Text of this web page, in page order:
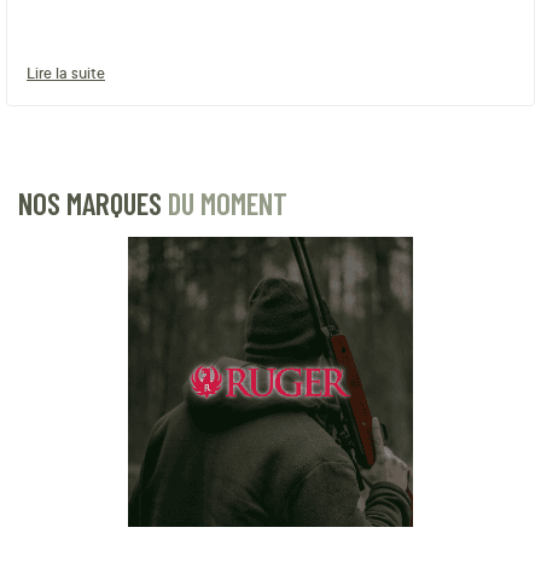
Lire la suite
NOS MARQUES DU MOMENT